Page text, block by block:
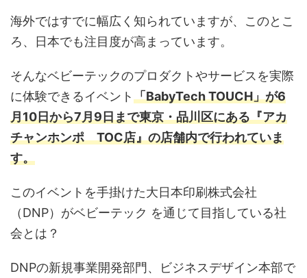
海外ではすでに幅広く知られていますが、このとこ
ろ、日本でも注目度が高まっています。
そんなベビーテックのプロダクトやサービスを実際
に体験できるイベント「BabyTech TOUCH」が6
月10日から7月9日まで東京・品川区にある『アカ
チャンホンポ TOC店』の店舗内で行われていま
す。
このイベントを手掛けた大日本印刷株式会社
（DNP）がベビーテック を通じて目指している社
会とは？
DNPの新規事業開発部門、ビジネスデザイン本部で